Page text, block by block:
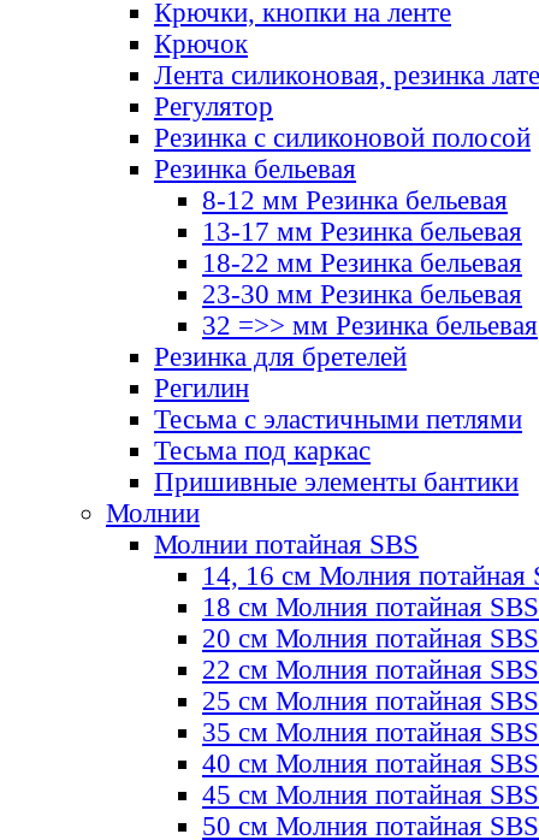
Крючки, кнопки на ленте
Крючок
Лента силиконовая, резинка
Регулятор
Резинка с силиконовой полосой
Резинка бельевая
8-12 мм Резинка бельевая
13-17 мм Резинка бельевая
18-22 мм Резинка бельевая
23-30 мм Резинка бельевая
32 =>> мм Резинка бельевая
Резинка для бретелей
Регилин
Тесьма с эластичными петлями
Тесьма под каркас
Пришивные элементы бантики
Молнии
Молнии потайная SBS
14, 16 см Молния потайная
18 см Молния потайная SBS
20 см Молния потайная SBS
22 см Молния потайная SBS
25 см Молния потайная SBS
35 см Молния потайная SBS
40 см Молния потайная SBS
45 см Молния потайная SBS
50 см Молния потайная SBS